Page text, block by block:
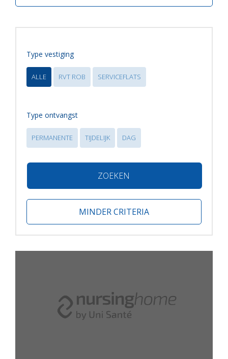
Type vestiging
ALLE RVT ROB SERVICEFLATS
Type ontvangst
PERMANENTE TIJDELIJK DAG
ZOEKEN
MINDER CRITERIA